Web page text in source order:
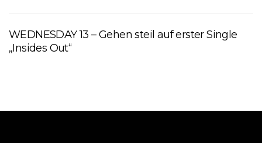
WEDNESDAY 13 – Gehen steil auf erster Single
„Insides Out“